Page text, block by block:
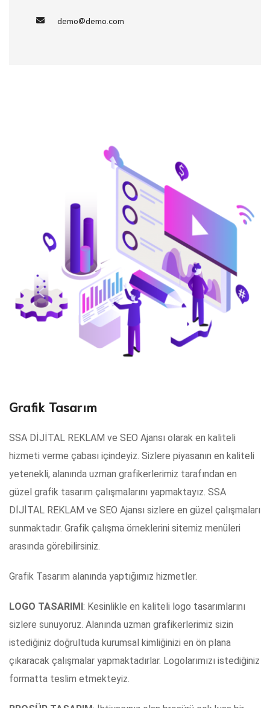
demo@demo.com
Grafik Tasarım
SSA DİJİTAL REKLAM ve SEO Ajansı olarak en kaliteli
hizmeti verme çabası içindeyiz. Sizlere piyasanın en kaliteli
yetenekli, alanında uzman grafikerlerimiz tarafından en
güzel grafik tasarım çalışmalarını yapmaktayız. SSA
DİJİTAL REKLAM ve SEO Ajansı sizlere en güzel çalışmaları
sunmaktadır. Grafik çalışma örneklerini sitemiz menüleri
arasında görebilirsiniz.
Grafik Tasarım alanında yaptığımız hizmetler.
LOGO TASARIMI: Kesinlikle en kaliteli logo tasarımlarını
sizlere sunuyoruz. Alanında uzman grafikerlerimiz sizin
istediğiniz doğrultuda kurumsal kimliğinizi en ön plana
çıkaracak çalışmalar yapmaktadırlar. Logolarımızı istediğiniz
formatta teslim etmekteyiz.